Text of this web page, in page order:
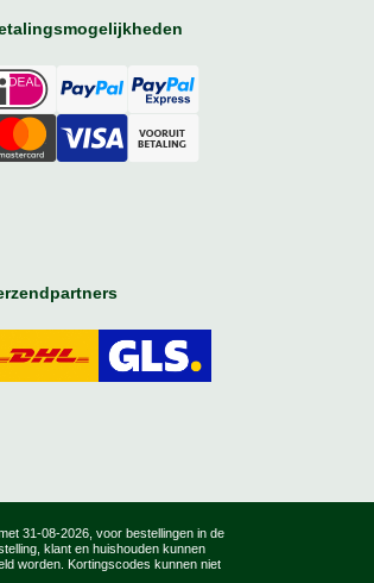
31-08-2026, voor bestellingen in de
klant en huishouden kunnen
worden. Kortingscodes kunnen niet